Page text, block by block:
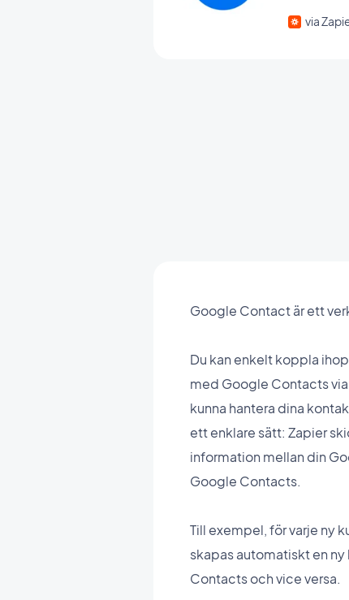
via
Google Contact är ett
Du kan enkelt koppla
med Google Contacts
kunna hantera dina
ett enklare sätt: Zapier
information mellan din
Google Contacts.
Till exempel, för varje ny
skapas automatiskt en
Contacts och vice versa.